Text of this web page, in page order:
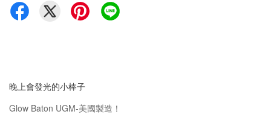
晚上會發光的小棒子
Glow Baton UGM-美國製造！